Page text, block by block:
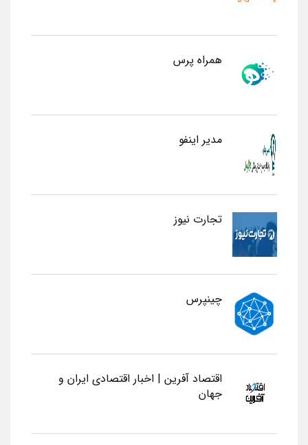
همراه پرس
مدیر اینفو
تجارت نیوز
چینپرس
اقتصاد آفرین | اخبار اقتصادی ایران و
جهان